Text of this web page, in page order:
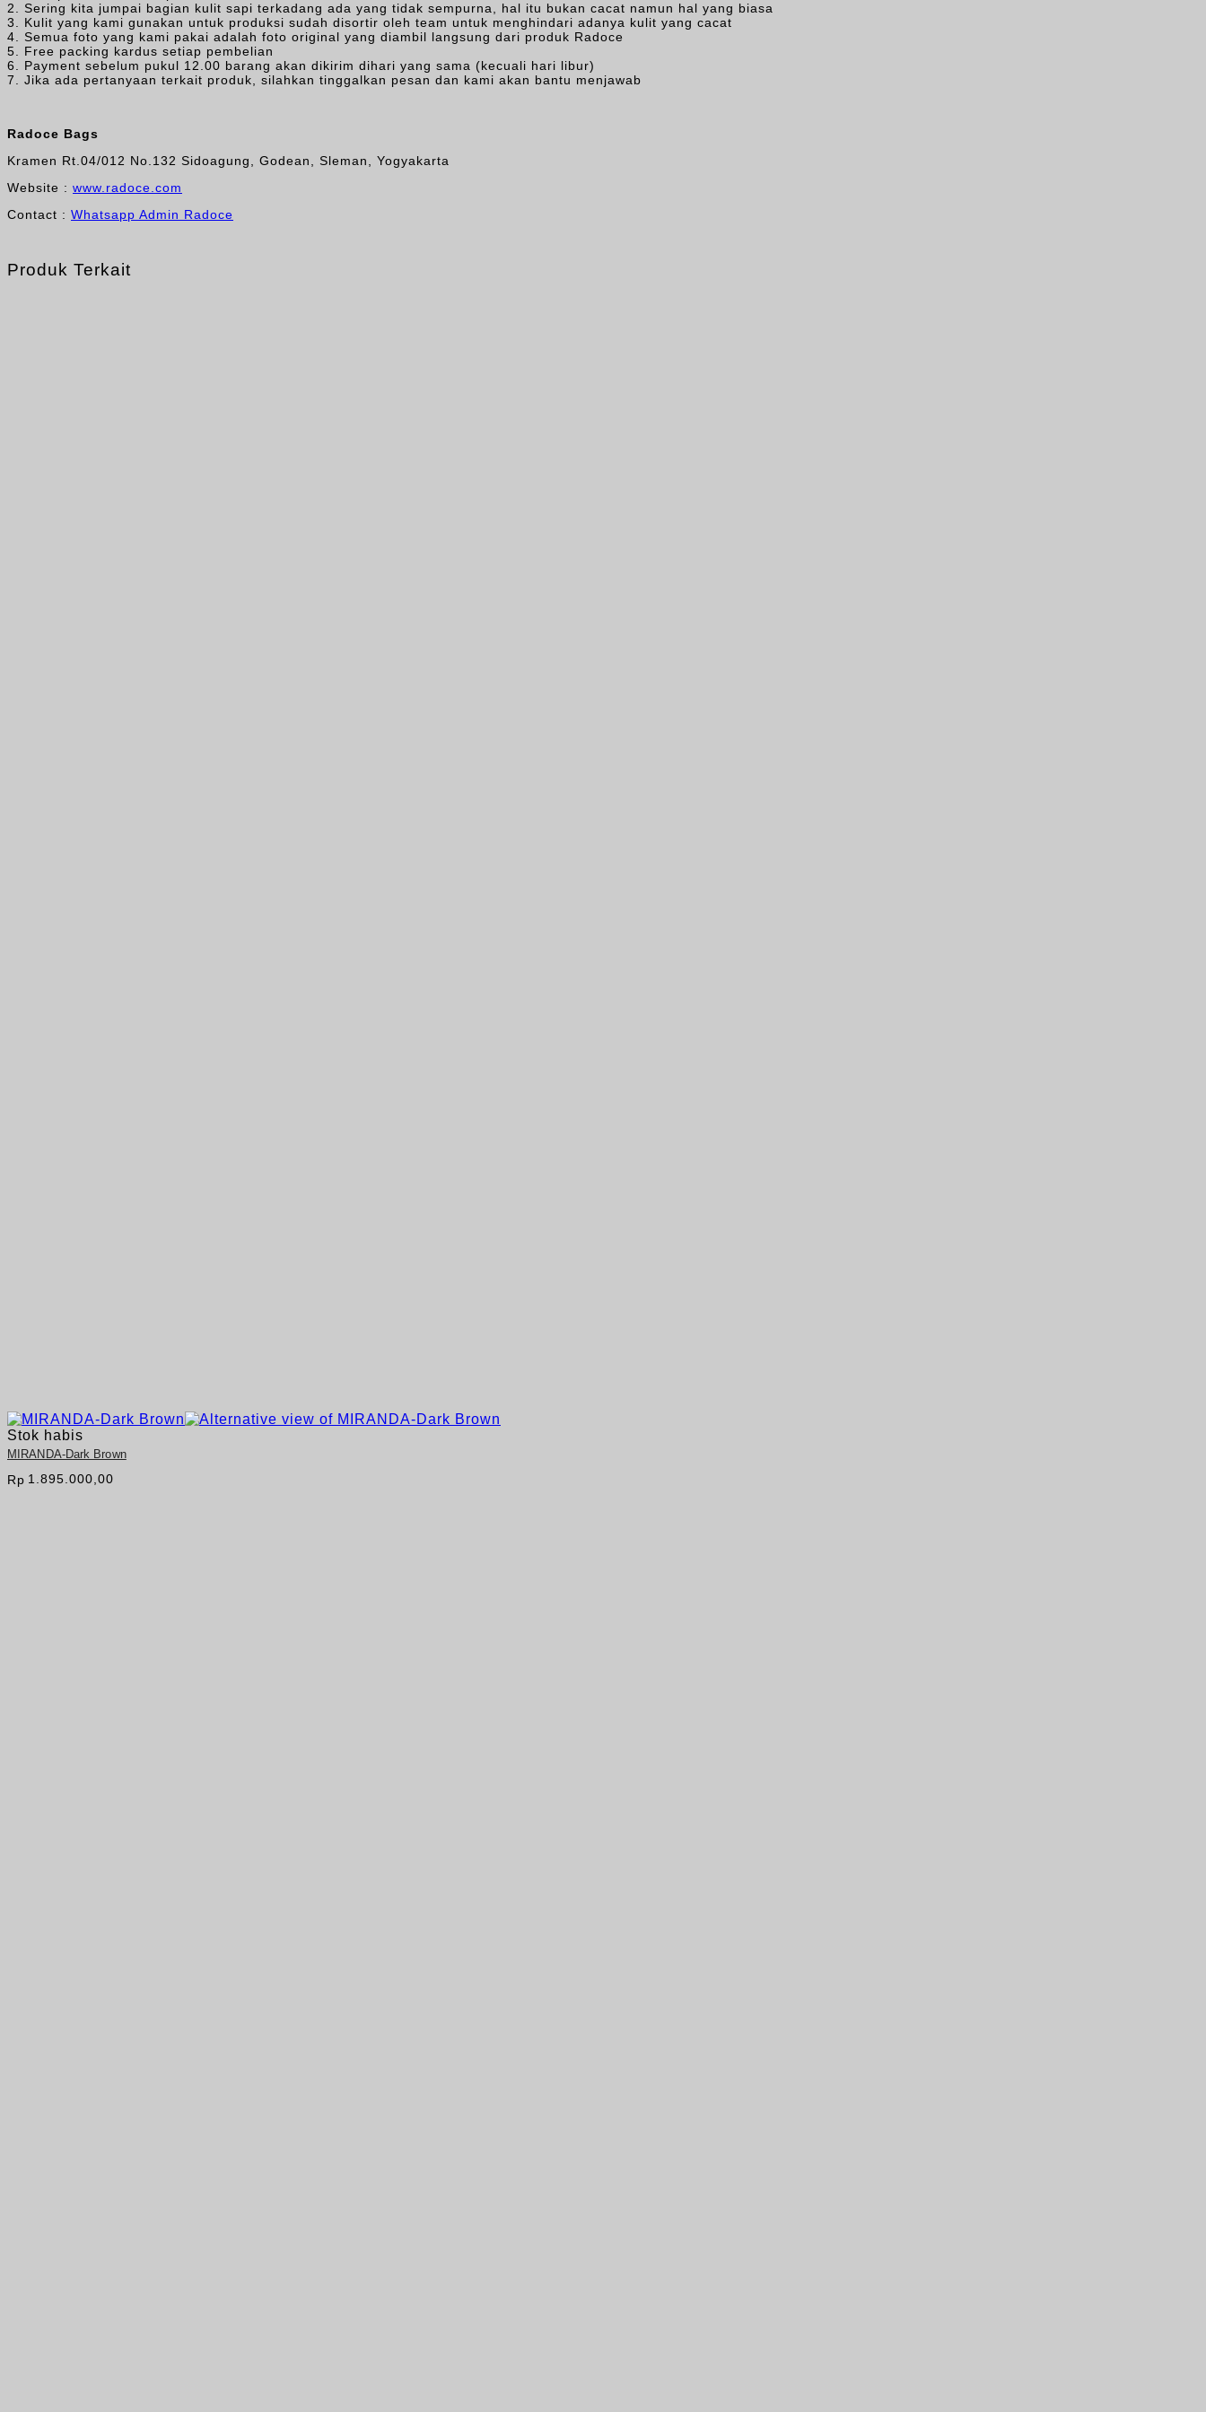
2. Sering kita jumpai bagian kulit sapi terkadang ada yang tidak sempurna, hal itu bukan cacat namun hal yang biasa
3. Kulit yang kami gunakan untuk produksi sudah disortir oleh team untuk menghindari adanya kulit yang cacat
4. Semua foto yang kami pakai adalah foto original yang diambil langsung dari produk Radoce
5. Free packing kardus setiap pembelian
6. Payment sebelum pukul 12.00 barang akan dikirim dihari yang sama (kecuali hari libur)
7. Jika ada pertanyaan terkait produk, silahkan tinggalkan pesan dan kami akan bantu menjawab
Radoce Bags
Kramen Rt.04/012 No.132 Sidoagung, Godean, Sleman, Yogyakarta
Website : www.radoce.com
Contact : Whatsapp Admin Radoce
Produk Terkait
Stok habis
MIRANDA-Dark Brown
Rp 1.895.000,00